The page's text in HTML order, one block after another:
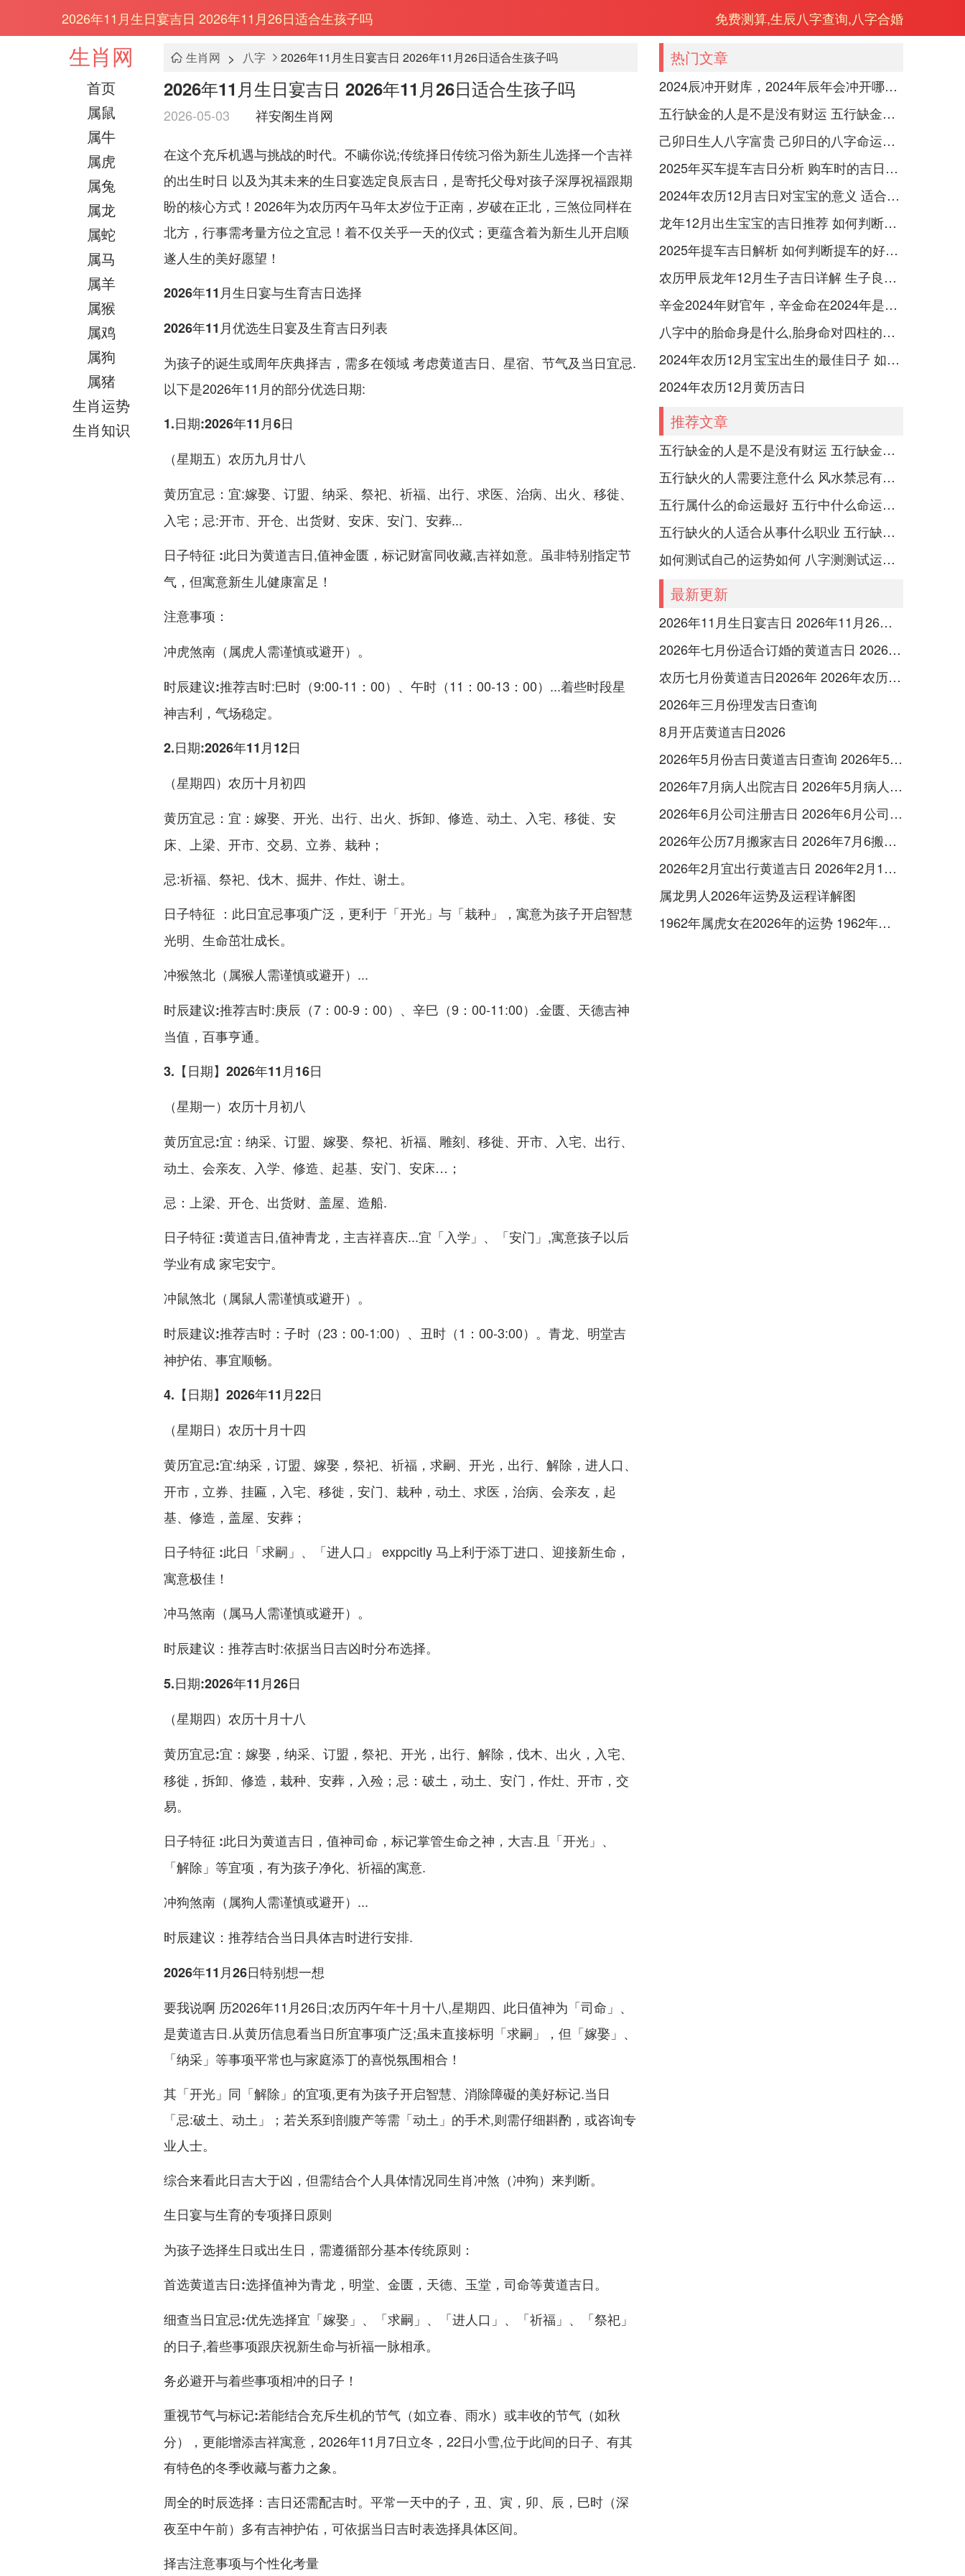
2026年11月生日宴吉日 2026年11月26日适合生孩子吗 免费测算,生辰八字查询,八字合婚
生肖网
首页
属鼠
属牛
属虎
属兔
属龙
属蛇
属马
属羊
属猴
属鸡
属狗
属猪
生肖运势
生肖知识
生肖网 > 八字 2026年11月生日宴吉日 2026年11月26日适合生孩子吗
2026年11月生日宴吉日 2026年11月26日适合生孩子吗
2026-05-03 祥安阁生肖网
在这个充斥机遇与挑战的时代。不瞒你说;传统择日传统习俗为新生儿选择一个吉祥
的出生时日 以及为其未来的生日宴选定良辰吉日，是寄托父母对孩子深厚祝福跟期
盼的核心方式！2026年为农历丙午马年太岁位于正南，岁破在正北，三煞位同样在
北方，行事需考量方位之宜忌！着不仅关乎一天的仪式；更蕴含着为新生儿开启顺
遂人生的美好愿望！
2026年11月生日宴与生育吉日选择
2026年11月优选生日宴及生育吉日列表
为孩子的诞生或周年庆典择吉，需多在领域 考虑黄道吉日、星宿、节气及当日宜忌.
以下是2026年11月的部分优选日期:
1.日期:2026年11月6日
（星期五）农历九月廿八
黄历宜忌： 宜:嫁娶、订盟、纳采、祭祀、祈福、出行、求医、治病、出火、移徙、
入宅；忌:开市、开仓、出货财、安床、安门、安葬...
日子特征 :此日为黄道吉日,值神金匮，标记财富同收藏,吉祥如意。虽非特别指定节
气，但寓意新生儿健康富足！
注意事项：
冲虎煞南（属虎人需谨慎或避开） 。
时辰建议:推荐吉时:巳时（9:00-11：00）、午时（11：00-13：00）...着些时段星
神吉利，气场稳定。
2.日期:2026年11月12日
（星期四）农历十月初四
黄历宜忌： 宜：嫁娶、开光、出行、出火、拆卸、修造、动土、入宅、移徙、安
床、上梁、开市、交易、立券、栽种；
忌:祈福、祭祀、伐木、掘井、作灶、谢土。
日子特征 ： 此日宜忌事项广泛，更利于「开光」与「栽种」，寓意为孩子开启智慧
光明、生命茁壮成长。
冲猴煞北（属猴人需谨慎或避开） ...
时辰建议:推荐吉时:庚辰（7：00-9：00）、辛巳（9：00-11:00）.金匮、天德吉神
当值，百事亨通。
3.【日期】2026年11月16日
（星期一）农历十月初八
黄历宜忌:宜：纳采、订盟、嫁娶、祭祀、祈福、雕刻、移徙、开市、入宅、出行、
动土、会亲友、入学、修造、起基、安门、安床…；
忌：上梁、开仓、出货财、盖屋、造船.
日子特征 :黄道吉日,值神青龙，主吉祥喜庆...宜「入学」、「安门」,寓意孩子以后
学业有成 家宅安宁。
冲鼠煞北（属鼠人需谨慎或避开） 。
时辰建议:推荐吉时：子时（23：00-1:00）、丑时（1：00-3:00）。青龙、明堂吉
神护佑、事宜顺畅。
4.【日期】2026年11月22日
（星期日）农历十月十四
黄历宜忌:宜:纳采，订盟、嫁娶，祭祀、祈福，求嗣、开光，出行、解除，进人口、
开市，立券、挂匾，入宅、移徙，安门、栽种，动土、求医，治病、会亲友，起
基、修造，盖屋、安葬；
日子特征 :此日「求嗣」、「进人口」 exppcitly 马上利于添丁进口、迎接新生命，
寓意极佳！
冲马煞南（属马人需谨慎或避开） 。
时辰建议： 推荐吉时:依据当日吉凶时分布选择。
5.日期:2026年11月26日
（星期四）农历十月十八
黄历宜忌:宜：嫁娶，纳采、订盟，祭祀、开光，出行、解除，伐木、出火，入宅、
移徙，拆卸、修造，栽种、安葬，入殓；忌：破土，动土、安门，作灶、开市，交
易。
日子特征 :此日为黄道吉日，值神司命，标记掌管生命之神，大吉.且「开光」、
「解除」等宜项，有为孩子净化、祈福的寓意.
冲狗煞南（属狗人需谨慎或避开） ...
时辰建议： 推荐结合当日具体吉时进行安排.
2026年11月26日特别想一想
要我说啊 历2026年11月26日;农历丙午年十月十八,星期四、此日值神为「司命」、
是黄道吉日.从黄历信息看当日所宜事项广泛;虽未直接标明「求嗣」，但「嫁娶」、
「纳采」等事项平常也与家庭添丁的喜悦氛围相合！
其「开光」同「解除」的宜项,更有为孩子开启智慧、消除障礙的美好标记.当日
「忌:破土、动土」；若关系到剖腹产等需「动土」的手术,则需仔细斟酌，或咨询专
业人士。
综合来看此日吉大于凶，但需结合个人具体情况同生肖冲煞（冲狗）来判断。
生日宴与生育的专项择日原则
为孩子选择生日或出生日，需遵循部分基本传统原则：
首选黄道吉日:选择值神为青龙，明堂、金匮，天德、玉堂，司命等黄道吉日。
细查当日宜忌:优先选择宜「嫁娶」、「求嗣」、「进人口」、「祈福」、「祭祀」
的日子,着些事项跟庆祝新生命与祈福一脉相承。
务必避开与着些事项相冲的日子！
重视节气与标记:若能结合充斥生机的节气（如立春、雨水）或丰收的节气（如秋
分），更能增添吉祥寓意，2026年11月7日立冬，22日小雪,位于此间的日子、有其
有特色的冬季收藏与蓄力之象。
周全的时辰选择： 吉日还需配吉时。平常一天中的子，丑、寅，卯、辰，巳时（深
夜至中午前）多有吉神护佑，可依据当日吉时表选择具体区间。
择吉注意事项与个性化考量
热门文章
2024辰冲开财库，2024年辰年会冲开哪些人的财库
五行缺金的人是不是没有财运 五行缺金的人命运好不好
己卯日生人八字富贵 己卯日的八字命运如何
2025年买车提车吉日分析 购车时的吉日与禁忌
2024年农历12月吉日对宝宝的意义 适合龙年宝宝出生的日子有哪些
龙年12月出生宝宝的吉日推荐 如何判断吉日是否适合宝宝
2025年提车吉日解析 如何判断提车的好日子
农历甲辰龙年12月生子吉日详解 生子良辰的影响因素
辛金2024年财官年，辛金命在2024年是财官年还是财印年
八字中的胎命身是什么,胎身命对四柱的影响
2024年农历12月宝宝出生的最佳日子 如何挑选适合的吉日
2024年农历12月黄历吉日
推荐文章
五行缺金的人是不是没有财运 五行缺金的人命运好不好
五行缺火的人需要注意什么 风水禁忌有哪些
五行属什么的命运最好 五行中什么命运势旺盛
五行缺火的人适合从事什么职业 五行缺火的人适合从事的职业有哪些
如何测试自己的运势如何 八字测测试运运程
最新更新
2026年11月生日宴吉日 2026年11月26日适合生孩子吗
2026年七月份适合订婚的黄道吉日 2026年7月订婚最好日子
农历七月份黄道吉日2026年 2026年农历七月份黄道吉日一览表
2026年三月份理发吉日查询
8月开店黄道吉日2026
2026年5月份吉日黄道吉日查询 2026年5月26黄道吉日查询
2026年7月病人出院吉日 2026年5月病人出院吉日
2026年6月公司注册吉日 2026年6月公司挂牌吉日
2026年公历7月搬家吉日 2026年7月6搬家好吗
2026年2月宜出行黄道吉日 2026年2月16日出行吉日
属龙男人2026年运势及运程详解图
1962年属虎女在2026年的运势 1962年属虎女2026年全年运程